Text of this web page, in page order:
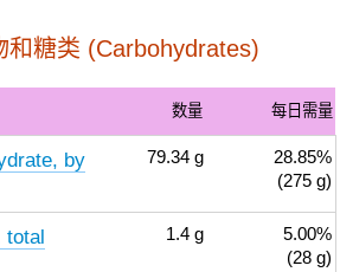
和糖类 (Carbohydrates)
数量 每日需量
by
79.34 g
28.85%
(275 g)
total
1.4 g
5.00%
(28 g)